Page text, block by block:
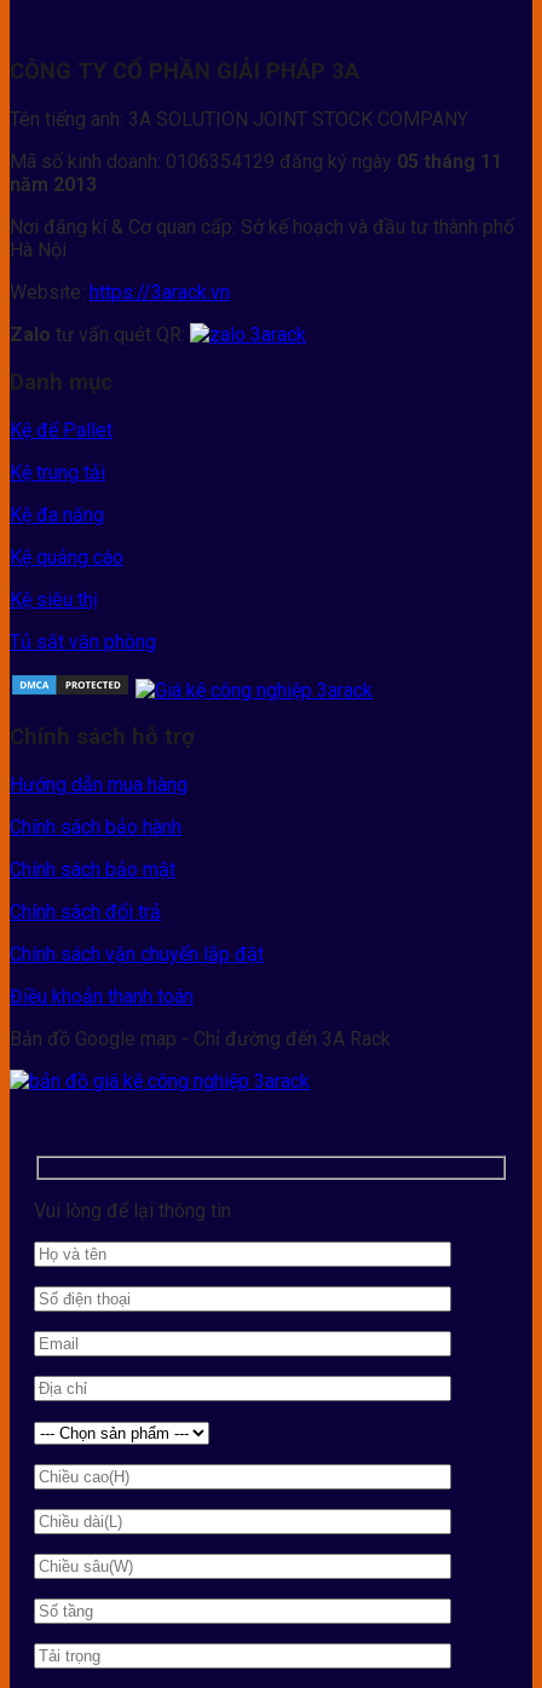
CÔNG TY CỔ PHẦN GIẢI PHÁP 3A
Tên tiếng anh: 3A SOLUTION JOINT STOCK COMPANY
Mã số kinh doanh: 0106354129 đăng ký ngày 05 tháng 11
năm 2013
Nơi đăng kí & Cơ quan cấp: Sở kế hoạch và đầu tư thành phố
Hà Nội
Website: https://3arack.vn
Zalo tư vấn quét QR:
Danh mục
Kệ để Pallet
Kệ trung tải
Kệ đa năng
Kệ quảng cáo
Kệ siêu thị
Tủ sắt văn phòng
Chính sách hỗ trợ
Hướng dẫn mua hàng
Chính sách bảo hành
Chính sách bảo mật
Chính sách đổi trả
Chính sách vận chuyển lắp đặt
Điều khoản thanh toán
Bản đồ Google map - Chỉ đường đến 3A Rack
Vui lòng để lại thông tin